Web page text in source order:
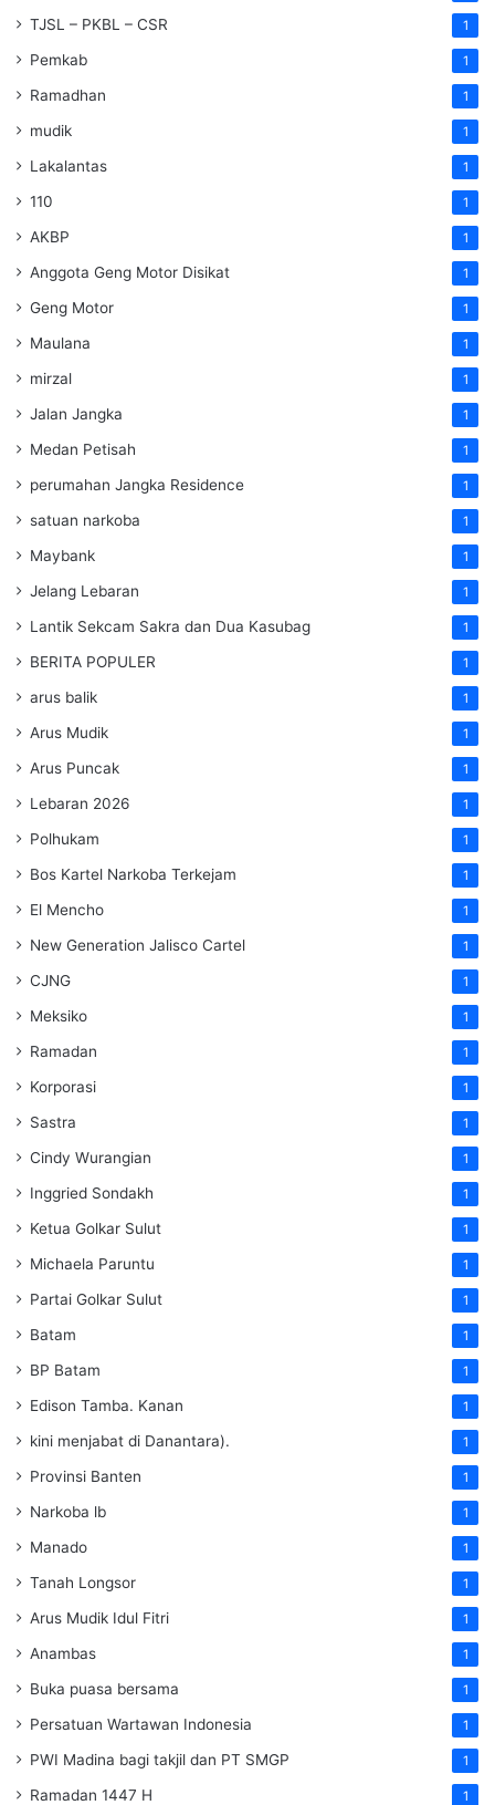
TJSL – PKBL – CSR 1
Pemkab 1
Ramadhan 1
mudik 1
Lakalantas 1
110 1
AKBP 1
Anggota Geng Motor Disikat 1
Geng Motor 1
Maulana 1
mirzal 1
Jalan Jangka 1
Medan Petisah 1
perumahan Jangka Residence 1
satuan narkoba 1
Maybank 1
Jelang Lebaran 1
Lantik Sekcam Sakra dan Dua Kasubag 1
BERITA POPULER 1
arus balik 1
Arus Mudik 1
Arus Puncak 1
Lebaran 2026 1
Polhukam 1
Bos Kartel Narkoba Terkejam 1
El Mencho 1
New Generation Jalisco Cartel 1
CJNG 1
Meksiko 1
Ramadan 1
Korporasi 1
Sastra 1
Cindy Wurangian 1
Inggried Sondakh 1
Ketua Golkar Sulut 1
Michaela Paruntu 1
Partai Golkar Sulut 1
Batam 1
BP Batam 1
Edison Tamba. Kanan 1
kini menjabat di Danantara). 1
Provinsi Banten 1
Narkoba lb 1
Manado 1
Tanah Longsor 1
Arus Mudik Idul Fitri 1
Anambas 1
Buka puasa bersama 1
Persatuan Wartawan Indonesia 1
PWI Madina bagi takjil dan PT SMGP 1
Ramadan 1447 H 1